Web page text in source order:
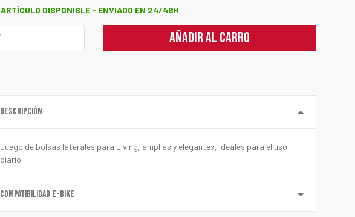
ARTÍCULO DISPONIBLE - ENVIADO EN 24/48H
AÑADIR AL CARRO
DESCRIPCIÓN
Juego de bolsas laterales para Living, amplias y elegantes, ideales para el uso
diario.
COMPATIBILIDAD E-BIKE